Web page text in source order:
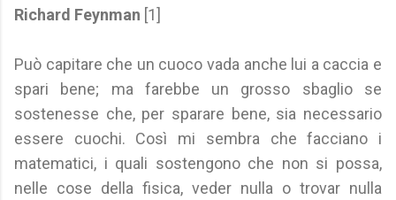
Richard Feynman [1]
Può capitare che un cuoco vada anche lui a caccia e
spari bene; ma farebbe un grosso sbaglio se
sostenesse che, per sparare bene, sia necessario
essere cuochi. Così mi sembra che facciano i
matematici, i quali sostengono che non si possa,
nelle cose della fisica, veder nulla o trovar nulla